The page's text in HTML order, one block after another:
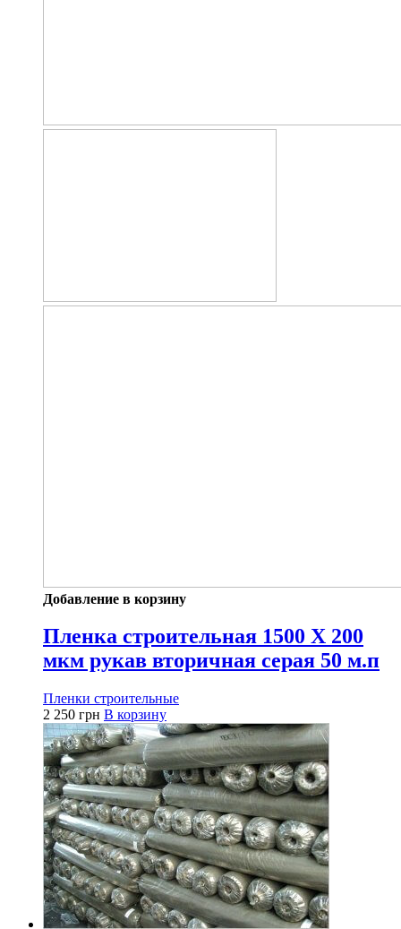
Добавление в корзину
Пленка строительная 1500 Х 200
мкм рукав вторичная серая 50 м.п
Пленки строительные
2 250 грн В корзину